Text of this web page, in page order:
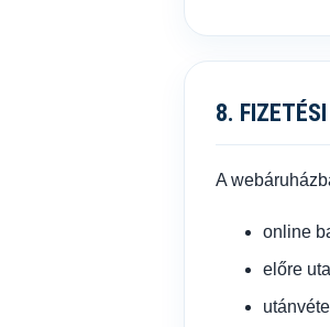
8.
A
online
előre